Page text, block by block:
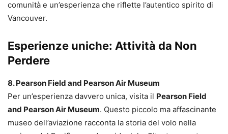
comunità e un’esperienza che riflette l’autentico spirito di
Vancouver.
Esperienze uniche: Attività da Non
Perdere
8. Pearson Field and Pearson Air Museum
Per un’esperienza davvero unica, visita il Pearson Field
and Pearson Air Museum. Questo piccolo ma affascinante
museo dell’aviazione racconta la storia del volo nella